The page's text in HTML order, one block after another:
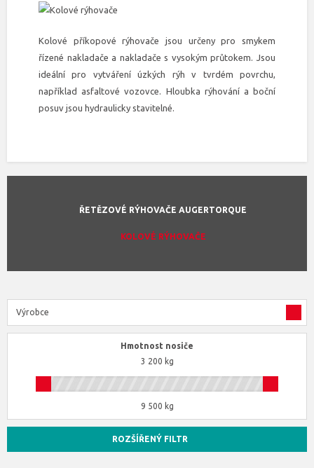
Kolové příkopové rýhovače jsou určeny pro smykem
řízené nakladače a nakladače s vysokým průtokem. Jsou
ideální pro vytváření úzkých rýh v tvrdém povrchu,
například asfaltové vozovce. Hloubka rýhování a boční
posuv jsou hydraulicky stavitelné.
ŘETĚZOVÉ RÝHOVAČE AUGERTORQUE
KOLOVÉ RÝHOVAČE
Výrobce
Hmotnost nosiče
3 200 kg
9 500 kg
ROZŠÍŘENÝ FILTR